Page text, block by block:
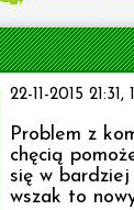
22-11-2015 21:31,
Problem z
chęcią
się w
wszak to